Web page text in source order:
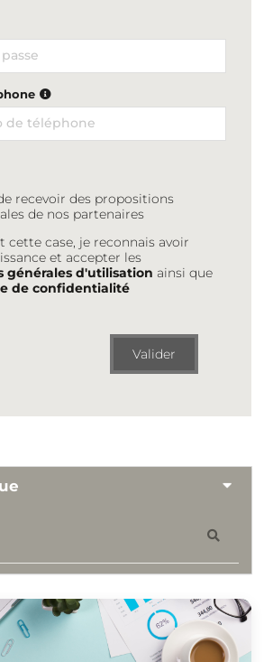
recevoir des propositions
de nos partenaires
cette case, je reconnais avoir
et accepter les
générales d'utilisation ainsi que
de confidentialité
Valider